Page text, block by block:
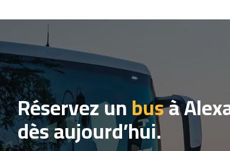
Réservez unbusà
dès aujourd’hui.